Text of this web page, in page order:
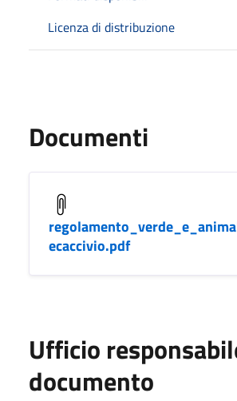
Licenza di distribuzione
Documenti
ecaccivio.pdf
Ufficio
documento